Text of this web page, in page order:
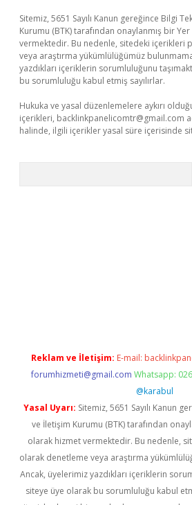
Sitemiz, 5651 Sayılı Kanun gereğince Bilgi
Kurumu (BTK) tarafından onaylanmış bir
vermektedir. Bu nedenle, sitedeki içerikleri
veya araştırma yükümlülüğümüz
yazdıkları içeriklerin sorumluluğunu
bu sorumluluğu kabul etmiş sayılırlar.
Hukuka ve yasal düzenlemelere aykırı
içerikleri, backlinkpanelicomtr@gmail.com
halinde, ilgili içerikler yasal süre içerisinde
Reklam ve İletişim: E-mail:
forumhizmeti@gmail.com Whatsapp:
@karabul
Yasal Uyarı: Sitemiz, 5651 Sayılı Kanun
ve İletişim Kurumu (BTK) tarafından
olarak hizmet vermektedir. Bu nedenle,
olarak denetleme veya araştırma
Ancak, üyelerimiz yazdıkları içeriklerin
siteye üye olarak bu sorumluluğu kabul